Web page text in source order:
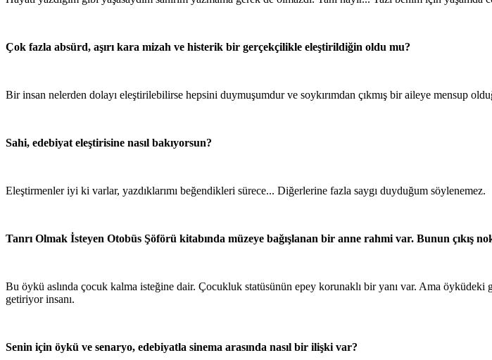
Çok fazla absürd, aşırı kara mizah ve histerik bir gerçekçilikle eleştirildiğin oldu mu?
Bir insan nelerden dolayı eleştirilebilirse hepsini duymuşumdur ve soykırımdan çıkmış bir aileye mensup
Sahi, edebiyat eleştirisine nasıl bakıyorsun?
Eleştirmenler iyi ki varlar, yazdıklarımı beğendikleri sürece... Diğerlerine fazla saygı duyduğum söylenemez.
Tanrı Olmak İsteyen Otobüs Şöförü kitabında müzeye bağışlanan bir anne rahmi var. Bunun çıkış
Bu öykü aslında çocuk kalma isteğine dair. Çocukluk statüsünün epey korunaklı bir yanı var. Ama
getiriyor insanı.
Senin için öykü ve senaryo, edebiyatla sinema arasında nasıl bir ilişki var?